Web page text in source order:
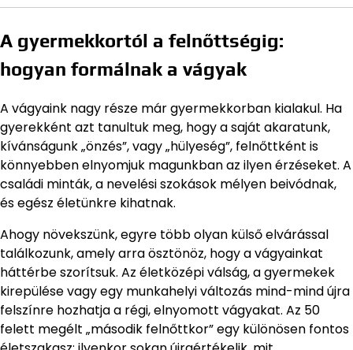
A gyermekkortól a felnőttségig:
hogyan formálnak a vágyak
A vágyaink nagy része már gyermekkorban kialakul. Ha
gyerekként azt tanultuk meg, hogy a saját akaratunk,
kívánságunk „önzés”, vagy „hülyeség”, felnőttként is
könnyebben elnyomjuk magunkban az ilyen érzéseket. A
családi minták, a nevelési szokások mélyen beivódnak,
és egész életünkre kihatnak.
Ahogy növekszünk, egyre több olyan külső elvárással
találkozunk, amely arra ösztönöz, hogy a vágyainkat
háttérbe szorítsuk. Az életközépi válság, a gyermekek
kirepülése vagy egy munkahelyi változás mind-mind újra
felszínre hozhatja a régi, elnyomott vágyakat. Az 50
felett megélt „második felnőttkor” egy különösen fontos